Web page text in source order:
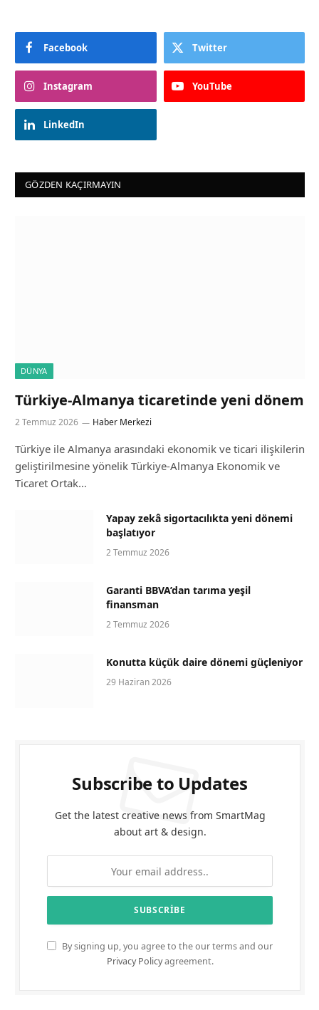
Facebook Twitter
Instagram YouTube
LinkedIn
GÖZDEN KAÇIRMAYIN
DÜNYA
Türkiye-Almanya ticaretinde yeni dönem
2 Temmuz 2026 Haber Merkezi
Türkiye ile Almanya arasındaki ekonomik ve ticari ilişkilerin
geliştirilmesine yönelik Türkiye-Almanya Ekonomik ve
Ticaret Ortak…
Yapay zekâ sigortacılıkta yeni dönemi
başlatıyor
2 Temmuz 2026
Garanti BBVA’dan tarıma yeşil
finansman
2 Temmuz 2026
Konutta küçük daire dönemi güçleniyor
29 Haziran 2026
Subscribe to Updates
Get the latest creative news from SmartMag
about art & design.
By signing up, you agree to the our terms and our
Privacy Policyagreement.